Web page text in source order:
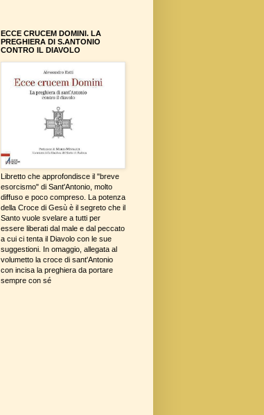
ECCE CRUCEM DOMINI. LA
PREGHIERA DI S.ANTONIO
CONTRO IL DIAVOLO
Libretto che approfondisce il "breve
esorcismo" di Sant'Antonio, molto
diffuso e poco compreso. La potenza
della Croce di Gesù è il segreto che il
Santo vuole svelare a tutti per
essere liberati dal male e dal peccato
a cui ci tenta il Diavolo con le sue
suggestioni. In omaggio, allegata al
volumetto la croce di sant'Antonio
con incisa la preghiera da portare
sempre con sé